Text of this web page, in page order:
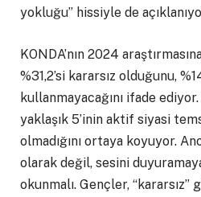
yokluğu” hissiyle de
KONDA’nın 2024
%31,2’si kararsız olduğunu,
kullanmayacağını ifade
yaklaşık 5’inin aktif siyasi
olmadığını ortaya koyuyor.
olarak değil, sesini
okunmalı. Gençler,